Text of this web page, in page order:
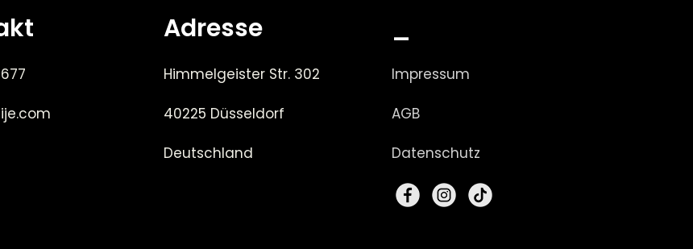
Adresse
Himmelgeister Str. 302
40225 Düsseldorf
Deutschland
_
Impressum
AGB
Datenschutz